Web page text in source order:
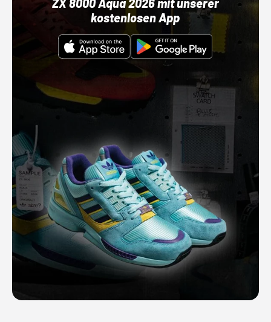
ZX 8000 Aqua 2026 mit unserer
kostenlosen App